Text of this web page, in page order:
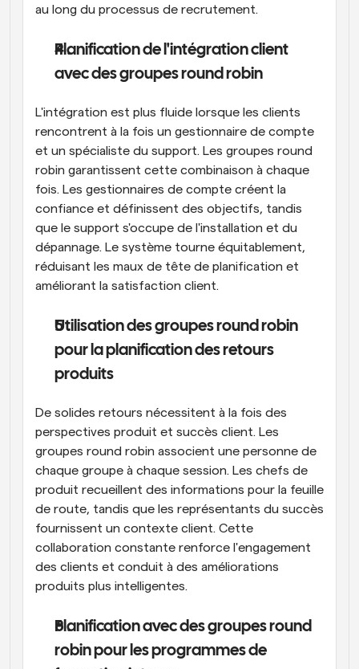
au long du processus de recrutement.
Planification de l'intégration client
avec des groupes round robin
L'intégration est plus fluide lorsque les clients
rencontrent à la fois un gestionnaire de compte
et un spécialiste du support. Les groupes round
robin garantissent cette combinaison à chaque
fois. Les gestionnaires de compte créent la
confiance et définissent des objectifs, tandis
que le support s'occupe de l'installation et du
dépannage. Le système tourne équitablement,
réduisant les maux de tête de planification et
améliorant la satisfaction client.
Utilisation des groupes round robin
pour la planification des retours
produits
De solides retours nécessitent à la fois des
perspectives produit et succès client. Les
groupes round robin associent une personne de
chaque groupe à chaque session. Les chefs de
produit recueillent des informations pour la feuille
de route, tandis que les représentants du succès
fournissent un contexte client. Cette
collaboration constante renforce l'engagement
des clients et conduit à des améliorations
produits plus intelligentes.
Planification avec des groupes round
robin pour les programmes de